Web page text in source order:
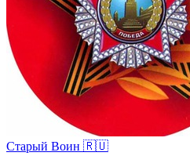
Старый Воин 🇷🇺